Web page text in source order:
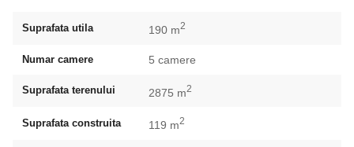
Suprafata utila 190 m2
Numar camere 5 camere
Suprafata terenului 2875 m2
Suprafata construita 119 m2